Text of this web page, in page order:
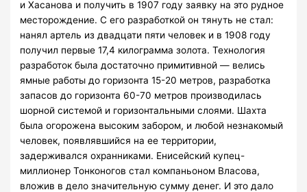
и Хасанова и получить в 1907 году заявку на это рудное
месторождение. С его разработкой он тянуть не стал:
нанял артель из двадцати пяти человек и в 1908 году
получил первые 17,4 килограмма золота. Технология
разработок была достаточно примитивной — велись
ямные работы до горизонта 15-20 метров, разработка
запасов до горизонта 60-70 метров производилась
шорной системой и горизонтальными слоями. Шахта
была огорожена высоким забором, и любой незнакомый
человек, появлявшийся на ее территории,
задерживался охранниками. Енисейский купец-
миллионер Тонконогов стал компаньоном Власова,
вложив в дело значительную сумму денег. И это дало